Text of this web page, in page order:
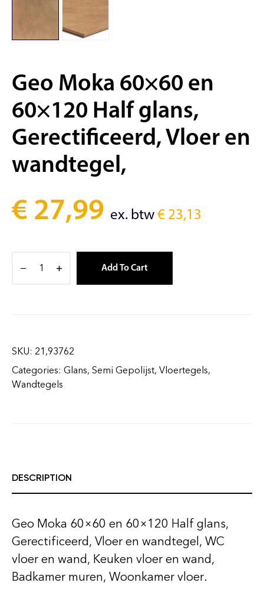
Geo Moka 60×60 en
60×120 Half glans,
Gerectificeerd, Vloer en
wandtegel,
€ 27,99 ex. btw € 23,13
Add To Cart
SKU: 21,93762
Categories: Glans, Semi Gepolijst, Vloertegels,
Wandtegels
DESCRIPTION
Geo Moka 60×60 en 60×120 Half glans,
Gerectificeerd, Vloer en wandtegel, WC
vloer en wand, Keuken vloer en wand,
Badkamer muren, Woonkamer vloer.